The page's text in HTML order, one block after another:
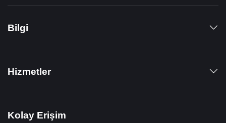
Bilgi
Hizmetler
Kolay Erişim